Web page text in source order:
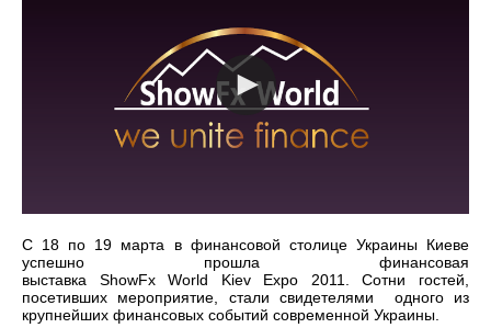
С 18 по 19 марта в финансовой столице Украины Киеве
успешно прошла финансовая
выставка ShowFx World Kiev Expo 2011. Сотни гостей,
посетивших мероприятие, стали свидетелями одного из
крупнейших финансовых событий современной Украины.